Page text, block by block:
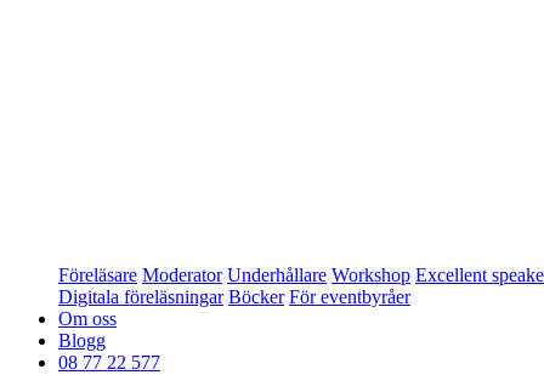
Föreläsare Moderator Underhållare Workshop Excellent
Digitala föreläsningar Böcker För eventbyråer
Om oss
Blogg
08 77 22 577